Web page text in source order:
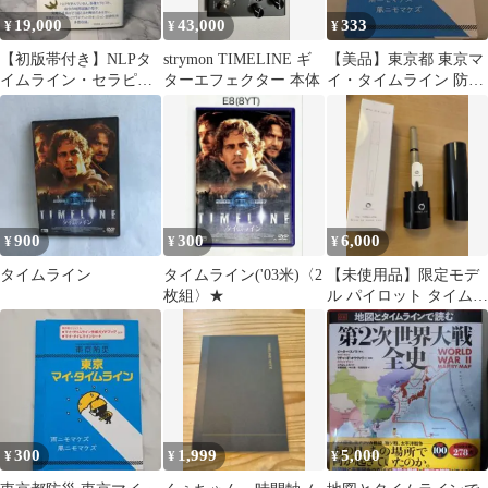
¥ 19,000
【初版帯付き】NLPタ
イムライン・セラピ
ー タッド・ジェイム
ズ 美品
¥43,000
strymon TIMELINE ギ
ターエフェクター 本体
¥333
【美品】東京都 東京マ
イ・タイムライン 防災
ガイドブック 中学校用
¥900
タイムライン
¥300
タイムライン('03米)〈2
枚組〉★
¥6,000
【未使用品】限定モデ
ル パイロット タイムラ
インBP サンドベージュ
¥300 ¥ 1,999 ¥5,000